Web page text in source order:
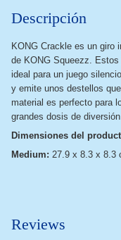
Descripción
KONG Crackle es un giro
de KONG Squeezz.
ideal para un juego
y emite unos destellos
material es perfecto para
grandes dosis de
Dimensiones del
Medium: 27.9 x 8.3 x 8.3
Reviews